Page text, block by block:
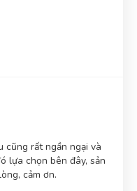
cũng rất ngần ngại và
lựa chọn bên đây, sản
cảm ơn.